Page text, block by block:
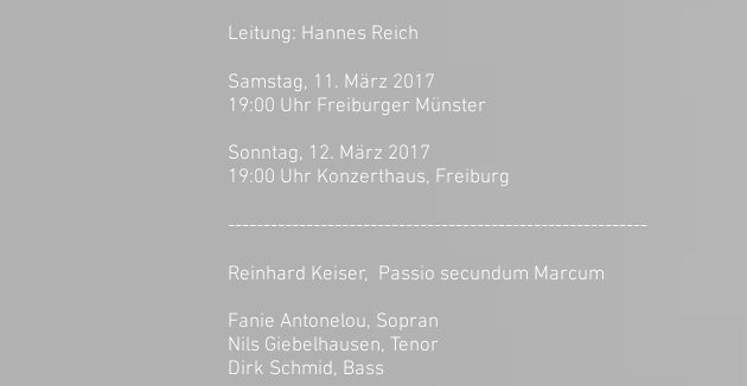
Leitung: Hannes Reich
Samstag, 11. März 2017
19:00 Uhr Freiburger Münster
Sonntag, 12. März 2017
19:00 Uhr Konzerthaus, Freiburg
-----------------------------------------------------------
Reinhard Keiser, Passio secundum Marcum
Fanie Antonelou, Sopran
Nils Giebelhausen, Tenor
Dirk Schmid, Bass